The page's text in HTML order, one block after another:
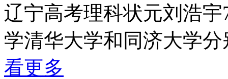
辽宁高考理科状元刘浩
学清华大学和同济大学
看更多